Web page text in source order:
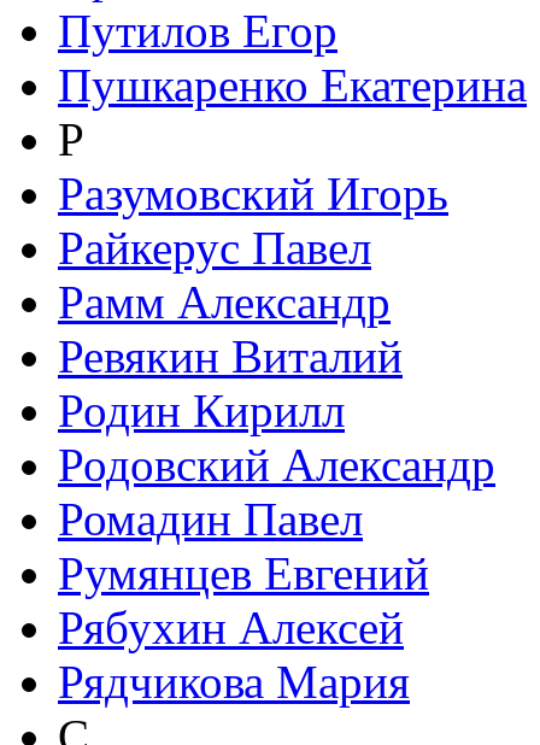
Путилов Егор
Пушкаренко Екатерина
Р
Разумовский Игорь
Райкерус Павел
Рамм Александр
Ревякин Виталий
Родин Кирилл
Родовский Александр
Ромадин Павел
Румянцев Евгений
Рябухин Алексей
Рядчикова Мария